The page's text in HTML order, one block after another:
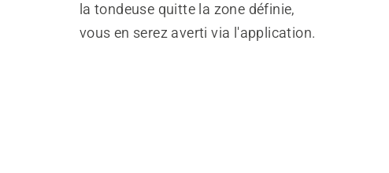
la tondeuse quitte la zone définie,
vous en serez averti via l'application.